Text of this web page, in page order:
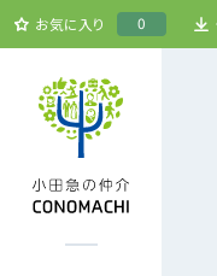
お気に入り 0